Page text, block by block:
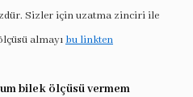
Sizler için uzatma zinciri ile
almayı bu linkten
bilek ölçüsü vermem